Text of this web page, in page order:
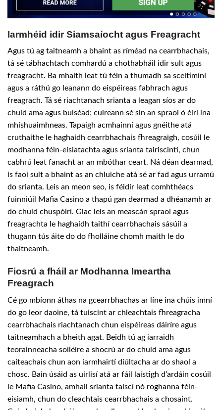
Iarmhéid idir Siamsaíocht agus Freagracht
Agus tú ag taitneamh a bhaint as ríméad na cearrbhachais,
tá sé tábhachtach comhardú a chothabháil idir sult agus
freagracht. Ba mhaith leat tú féin a thumadh sa sceitimíní
agus a ráthú go leanann do eispéireas fabhrach agus
freagrach. Tá sé riachtanach srianta a leagan síos ar do
chuid ama agus buiséad; cuireann sé sin an spraoi ó éirí ina
mhíshuaimhneas. Tapaigh acmhainní agus gnéithe atá
cruthaithe le haghaidh cearrbhachais fhreagraigh, cosúil le
modhanna féin-eisiatachta agus srianta tairiscintí, chun
cabhrú leat fanacht ar an mbóthar ceart. Ná déan dearmad,
is faoi sult a bhaint as an chluiche atá sé ar fad agus urramú
do srianta. Leis an meon seo, is féidir leat comhthéacs
fuinniúil Mafia Casino a thapú gan dearmad a dhéanamh ar
do chuid chuspóirí. Glac leis an meascán spraoi agus
freagrachta le haghaidh taithí cearrbhachais sásúil a
thugann tús áite do do fholláine chomh maith le do
thaitneamh.
Fiosrú a fháil ar Modhanna Imeartha
Freagrach
Cé go mbíonn áthas na gcearrbhachas ar líne ina chúis imní
do go leor daoine, tá tuiscint ar chleachtais fhreagracha
cearrbhachais riachtanach chun eispéireas dáiríre agus
taitneamhach a bheith agat. Beidh tú ag iarraidh
teorainneacha soiléire a shocrú ar do chuid ama agus
caiteachais chun aon iarmhairtí diúltacha ar do shaol a
chosc. Bain úsáid as uirlisí atá ar fáil laistigh d’ardáin cosúil
le Mafia Casino, amhail srianta taiscí nó roghanna féin-
eisiamh, chun do cleachtais cearrbhachais a chosaint.